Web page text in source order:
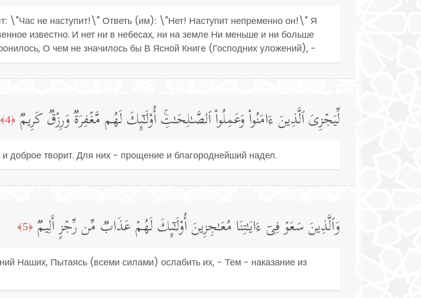
\"Час не наступит!\" Ответь (им): \"Нет! Наступит непременно он!\" Я
известно. И нет ни в небесах, ни на земле Ни меньше и ни больше
О чем не значилось бы В Ясной Книге (Господних уложений), -
لِّیَجۡزِیَ ٱلَّذِینَ ءَامَنُوا۟ وَعَمِلُوا۟ ٱلصَّـٰلِحَـٰتِۚ أُو۟لَـٰۤىِٕكَ لَهُم مَّغۡفِرَةࣱ وَرِزۡقࣱ كَرِیمࣱ ﴿4﴾
доброе творит. Для них - прощение и благороднейший надел.
وَٱلَّذِینَ سَعَوۡ فِیۤ ءَایَـٰتِنَا مُعَـٰجِزِینَ أُو۟لَـٰۤىِٕكَ لَهُمۡ عَذَابࣱ مِّن رِّجۡزٍ أَلِیمࣱ ﴿5﴾
Наших, Пытаясь (всеми силами) ослабить их, - Тем - наказание из